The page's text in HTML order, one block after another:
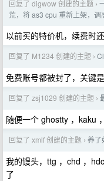
回复了 digwow 创建的主题 ›
荒，将 as3 cpu 重新上架，调
以前买的特价机，续费时
回复了 M1234 创建的主题 ›
免费账号都被封了，关键
回复了 zsj1029 创建的主题 ›
随便一个 ghostty ，kaku
回复了 xmlf 创建的主题 › 养了
我的馒头，ttg ，chd ，
了